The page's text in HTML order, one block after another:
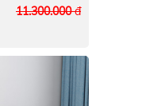
11.300.000đ